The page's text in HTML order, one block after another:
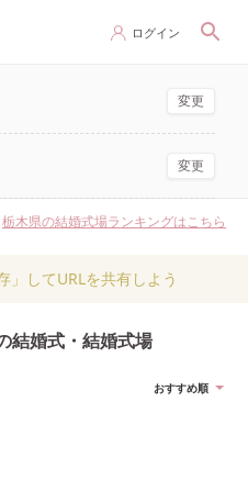
ログイン
変更
変更
栃木県の結婚式場ランキングはこちら
してURLを共有しよう
結婚式・結婚式場
おすすめ順